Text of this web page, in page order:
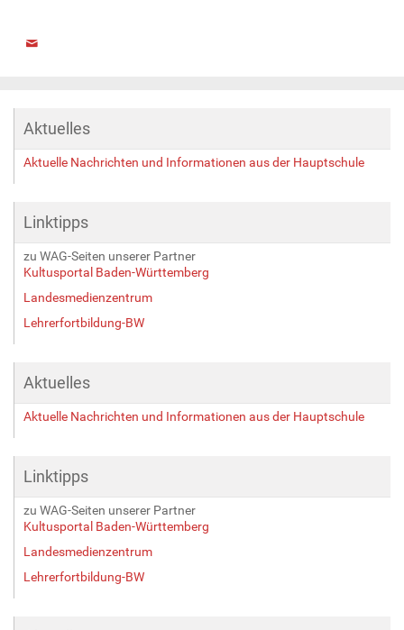
Aktuelles
Aktuelle Nachrichten und Informationen aus der Hauptschule
Linktipps
zu WAG-Seiten unserer Partner
Kultusportal Baden-Württemberg
Landesmedienzentrum
Lehrerfortbildung-BW
Aktuelles
Aktuelle Nachrichten und Informationen aus der Hauptschule
Linktipps
zu WAG-Seiten unserer Partner
Kultusportal Baden-Württemberg
Landesmedienzentrum
Lehrerfortbildung-BW